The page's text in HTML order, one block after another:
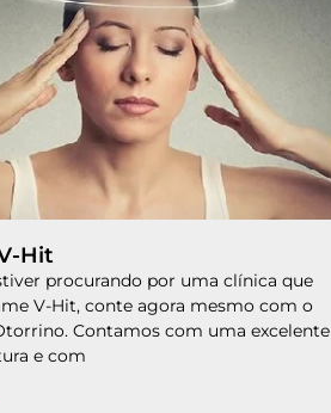
Hit
procurando por uma clínica que
V-Hit, conte agora mesmo com o
Contamos com uma excelente
e com